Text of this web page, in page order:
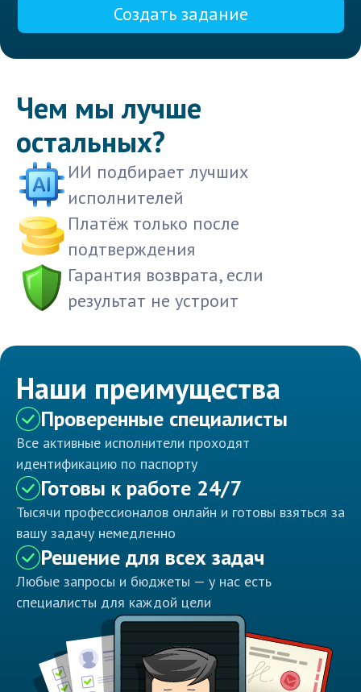
Создать задание
Чем мы лучше
остальных?
ИИ подбирает лучших
исполнителей
Платёж только после
подтверждения
Гарантия возврата, если
результат не устроит
Наши преимущества
Проверенные специалисты
Все активные исполнители проходят
идентификацию по паспорту
Готовы к работе 24/7
Тысячи профессионалов онлайн и готовы взяться за
вашу задачу немедленно
Решение для всех задач
Любые запросы и бюджеты — у нас есть
специалисты для каждой цели